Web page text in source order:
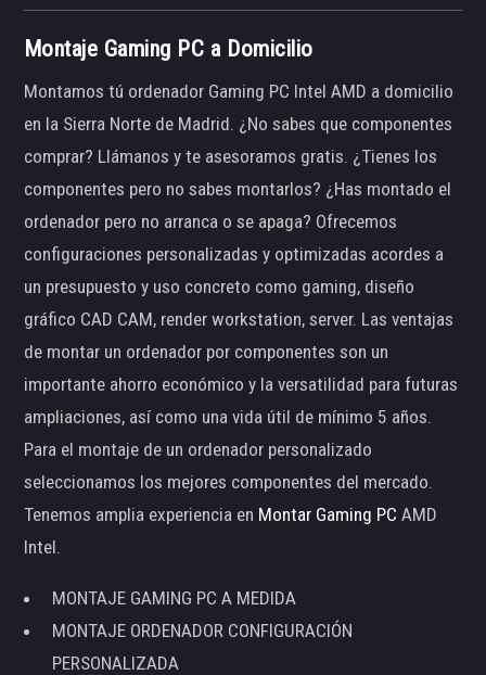
Montaje Gaming PC a Domicilio
Montamos tú ordenador Gaming PC Intel AMD a domicilio
en la Sierra Norte de Madrid. ¿No sabes que componentes
comprar? Llámanos y te asesoramos gratis. ¿Tienes los
componentes pero no sabes montarlos? ¿Has montado el
ordenador pero no arranca o se apaga? Ofrecemos
configuraciones personalizadas y optimizadas acordes a
un presupuesto y uso concreto como gaming, diseño
gráfico CAD CAM, render workstation, server. Las ventajas
de montar un ordenador por componentes son un
importante ahorro económico y la versatilidad para futuras
ampliaciones, así como una vida útil de mínimo 5 años.
Para el montaje de un ordenador personalizado
seleccionamos los mejores componentes del mercado.
Tenemos amplia experiencia en Montar Gaming PC AMD
Intel.
MONTAJE GAMING PC A MEDIDA
MONTAJE ORDENADOR CONFIGURACIÓN
PERSONALIZADA